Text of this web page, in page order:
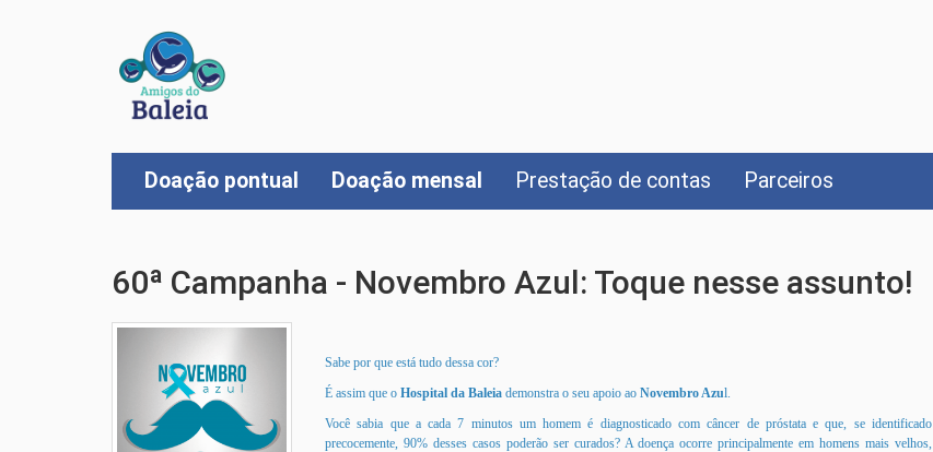
Doação pontual Doação mensal Prestação de contas Parceiros
60ª Campanha - Novembro Azul: Toque nesse assunto!
Sabe por que está tudo dessa cor?
É assim que o Hospital da Baleia demonstra o seu apoio ao Novembro Azul.
Você sabia que a cada 7 minutos um homem é diagnosticado com câncer de próstata e que, se identificado
precocemente, 90% desses casos poderão ser curados? A doença ocorre principalmente em homens mais velhos,